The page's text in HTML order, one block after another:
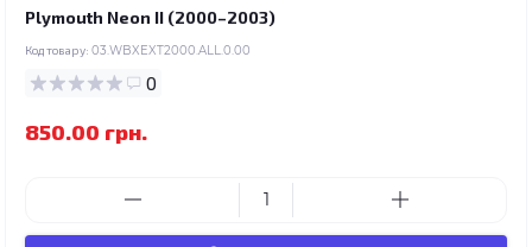
Plymouth Neon II (2000–2003)
Код товару: 03.WBXEXT2000.ALL.0.00
0
850.00 грн.